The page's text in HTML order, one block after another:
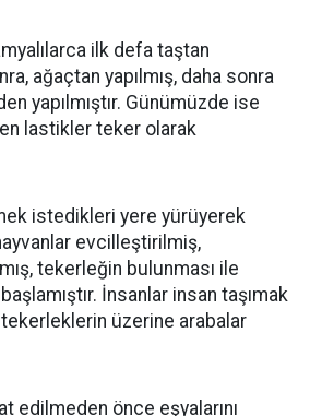
ilk defa taştan
ağaçtan yapılmış, daha sonra
yapılmıştır. Günümüzde ise
lastikler teker olarak
istedikleri yere yürüyerek
evcilleştirilmiş,
tekerleğin bulunması ile
İnsanlar insan taşımak
üzerine arabalar
edilmeden önce eşyalarını